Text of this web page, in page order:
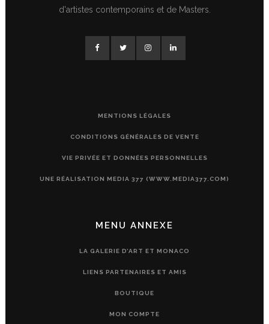
d'artistes contemporains et de Masters.
MENTIONS LÉGALES
CONDITIONS GÉNÉRALES DE VENTE
VIE PRIVÉE ET DONNÉES PERSONNELLES
UNE RÉALISATION MEDIA 377 (WWW.MEDIA377.COM)
MENU ANNEXE
LA GALERIE D’ART ET MONACO
LIENS PARTENAIRES ET AMIS
BOUTIQUE
MON COMPTE